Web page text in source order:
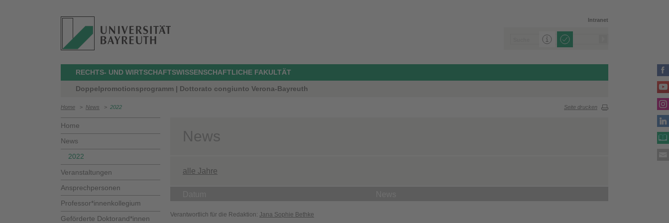
Intranet
RECHTS- UND WIRTSCHAFTSWISSENSCHAFTLICHE FAKULTÄT
Doppelpromotionsprogramm | Dottorato congiunto Verona-Bayreuth
Home > News > 2022 Seite drucken
Home
News
2022
Veranstaltungen
Ansprechpersonen
Professor*innenkollegium
Geförderte Doktorand*innen
News
alle Jahre
Verantwortlich für die Redaktion: Jana Sophie Bethke